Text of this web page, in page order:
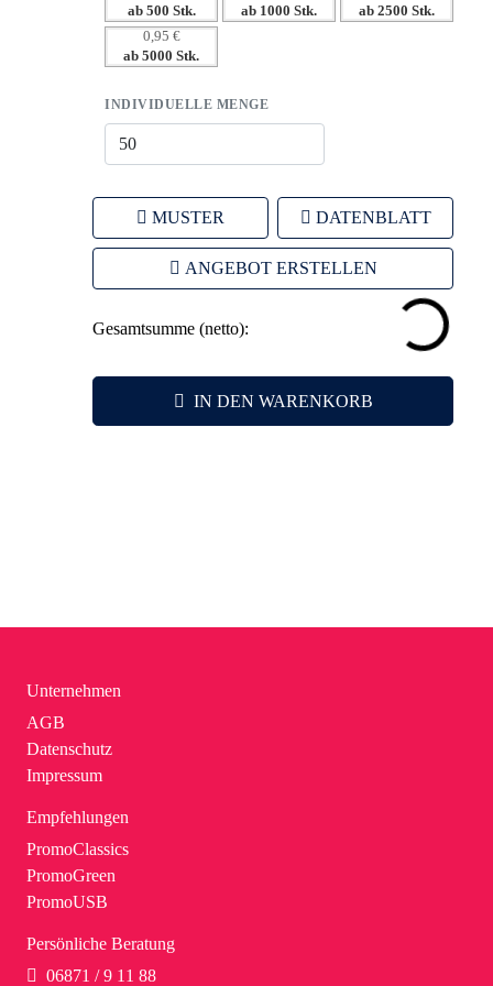
– Perfekte Größe für Portemonnaies, Taschen und
Schlüsselbunde – ideal für den mobilen Einsatz.
ab 500 Stk. ab 1000 Stk. ab 2500 Stk.
0,95 €
ab 5000 Stk.
INDIVIDUELLE MENGE
MUSTER DATENBLATT
ANGEBOT ERSTELLEN
Gesamtsumme (netto):
IN DEN WARENKORB
Unternehmen
AGB
Datenschutz
Impressum
Empfehlungen
PromoClassics
PromoGreen
PromoUSB
Persönliche Beratung
06871 / 9 11 88